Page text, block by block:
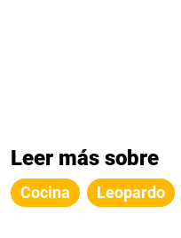
Leer más sobre
Cocina Leopardo